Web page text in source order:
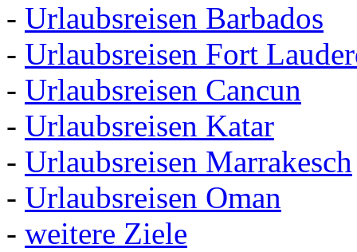
- Urlaubsreisen Barbados
- Urlaubsreisen Fort
- Urlaubsreisen Cancun
- Urlaubsreisen Katar
- Urlaubsreisen Marrakesch
- Urlaubsreisen Oman
- weitere Ziele